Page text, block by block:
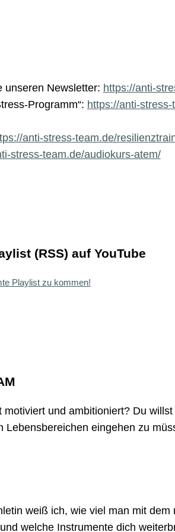
unseren Newsletter: https://anti-
Programm“: https://anti-
anti-stress-team.de/
stress-team.de/audiokurs-atem/
(RSS) auf YouTube
Playlist zu kommen!
und ambitioniert? Du
Lebensbereichen eingehen zu
weiß ich, wie viel man mit dem
welche Instrumente dich